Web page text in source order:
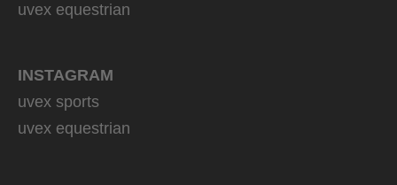
uvex equestrian
INSTAGRAM
uvex sports
uvex equestrian